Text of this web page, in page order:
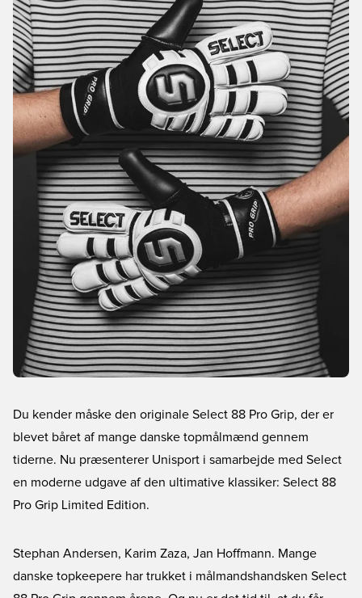
Du kender måske den originale Select 88 Pro Grip, der er
blevet båret af mange danske topmålmænd gennem
tiderne. Nu præsenterer Unisport i samarbejde med Select
en moderne udgave af den ultimative klassiker: Select 88
Pro Grip Limited Edition.
Stephan Andersen, Karim Zaza, Jan Hoffmann. Mange
danske topkeepere har trukket i målmandshandsken Select